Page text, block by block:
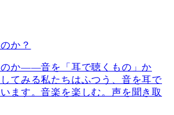
か？
のか――音を「耳で聴くもの」か
てみる私たちはふつう、音を耳で
ます。音楽を楽しむ。声を聞き取